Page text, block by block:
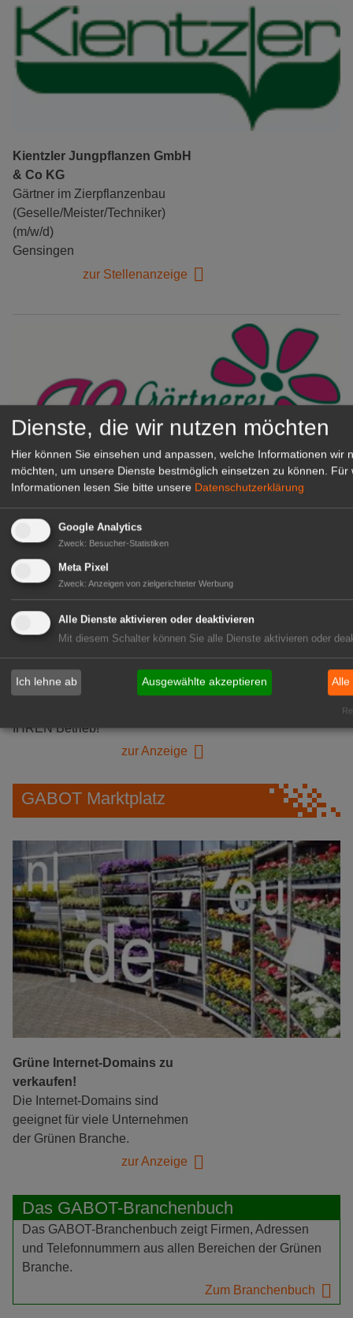
Kientzler Jungpflanzen GmbH
& Co KG
Gärtner im Zierpflanzenbau
(Geselle/Meister/Techniker)
(m/w/d)
Gensingen
zur Stellenanzeige
Gärtnerei Hanns
Mitarbeiter (m/w/d) für unsere
Logistikhalle
Herongen
zur Stellenanzeige
GABOT Immobilienangebote
1A-Lage, ihre Chance in der
grünen Branche
IHREN Betrieb!
zur Anzeige
GABOT Marktplatz
Grüne Internet-Domains zu
verkaufen!
Die Internet-Domains sind
geeignet für viele Unternehmen
der Grünen Branche.
zur Anzeige
Das GABOT-Branchenbuch
Das GABOT-Branchenbuch zeigt Firmen, Adressen
und Telefonnummern aus allen Bereichen der Grünen
Branche.
Zum Branchenbuch
Dienste, die wir nutzen möchten
Hier können Sie einsehen und anpassen, welche Informationen wir
möchten, um unsere Dienste bestmöglich einsetzen zu können. Für
Informationen lesen Sie bitte unsere Datenschutzerklärung
Google Analytics
Zweck: Besucher-Statistiken
Meta Pixel
Zweck: Anzeigen von zielgerichteter Werbung
Alle Dienste aktivieren oder deaktivieren
Mit diesem Schalter können Sie alle Dienste aktivieren oder
Ich lehne ab Ausgewählte akzeptieren Alle